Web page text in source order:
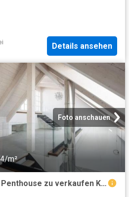
Details ansehen
Foto anschauen
m²
Luxuriöses 3 Zimmer Penthouse zu verkaufen Klagenfurt, Österreich